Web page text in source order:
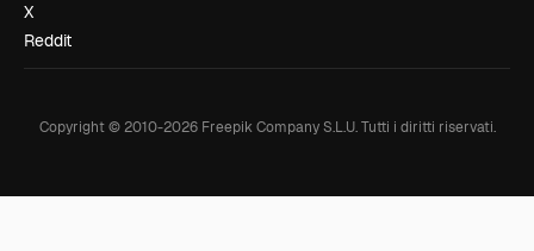
X
Reddit
Copyright © 2010-2026Freepik Company S.L.U. Tutti i diritti riservati.